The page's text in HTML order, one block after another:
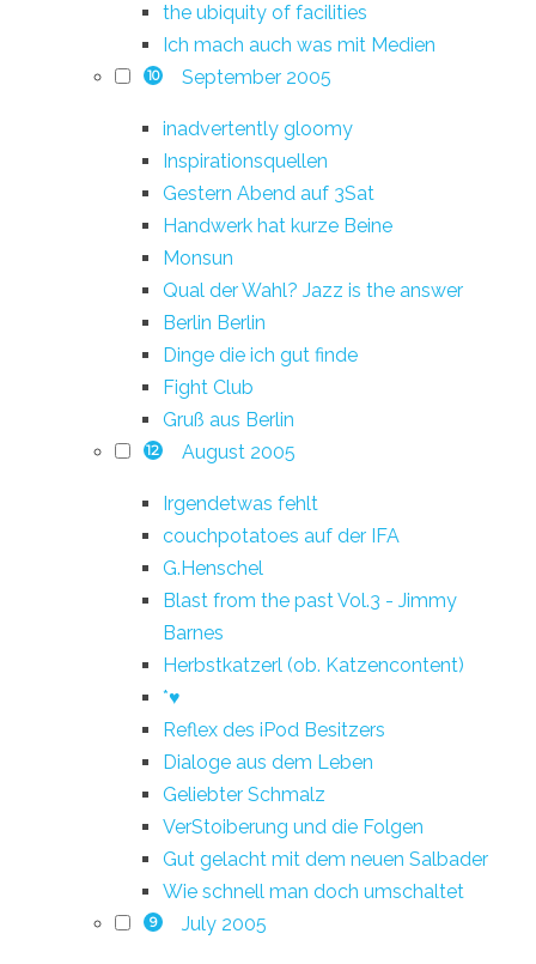
the ubiquity of facilities
Ich mach auch was mit Medien
10 September 2005
inadvertently gloomy
Inspirationsquellen
Gestern Abend auf 3Sat
Handwerk hat kurze Beine
Monsun
Qual der Wahl? Jazz is the answer
Berlin Berlin
Dinge die ich gut finde
Fight Club
Gruß aus Berlin
12 August 2005
Irgendetwas fehlt
couchpotatoes auf der IFA
G.Henschel
Blast from the past Vol.3 - Jimmy
Barnes
Herbstkatzerl (ob. Katzencontent)
*♥
Reflex des iPod Besitzers
Dialoge aus dem Leben
Geliebter Schmalz
VerStoiberung und die Folgen
Gut gelacht mit dem neuen Salbader
Wie schnell man doch umschaltet
9 July 2005